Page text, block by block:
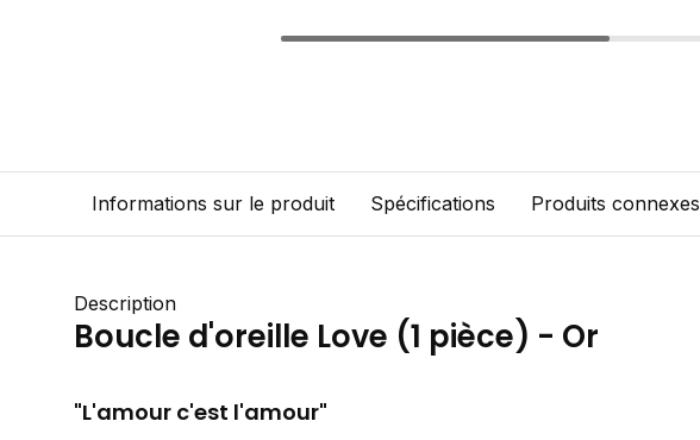
Informations sur le produit Spécifications Produits connexes
Description
Boucle d'oreille Love (1 pièce) - Or
"L'amour c'est l'amour"